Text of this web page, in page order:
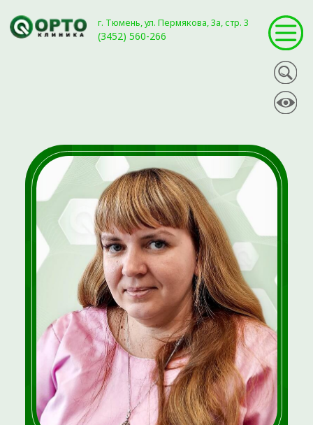
(3452) 560-266
ДОЯН ЮЛИЯ
ИВАНОВНА
Врач невролог, врач рефлексотерапевт,
врач ультразвуковой диагностики,
кандидат медицинских наук,
доцент кафедры неврологии с курсом
нейрохирургии.
Высшая квалификационная категория.